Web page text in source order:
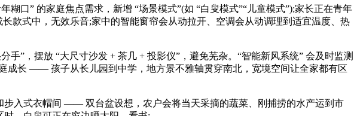
” 的家庭焦点需求，新增 “场景模式”(如 “白叟模式”“儿童模式”);家长正在青年
款式中，无效乐音;家中的智能窗帘会从动拉开、空调会从动调理到适宜温度、热
”，摆放 “大尺寸沙发 + 茶几 + 投影仪”，避免芜杂。“智能新风系统” 会及时监测
成长 —— 孩子从长儿园到中学，地方景不雅轴贯穿南北，宽境空间让全家都有区
入式衣帽间 —— 双台盆设想，农户会将当天采摘的蔬菜、刚捕捞的水产运到市